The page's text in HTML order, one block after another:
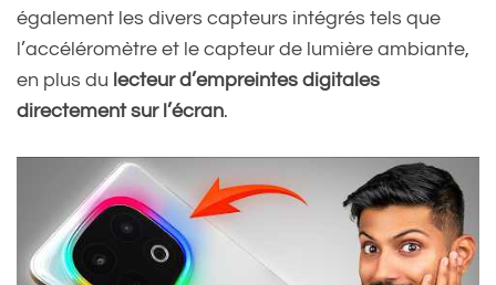
également les divers capteurs intégrés tels que
l’accéléromètre et le capteur de lumière ambiante,
en plus du lecteur d’empreintes digitales
directement sur l’écran.